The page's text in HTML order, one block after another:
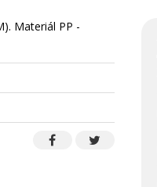
Materiál PP -